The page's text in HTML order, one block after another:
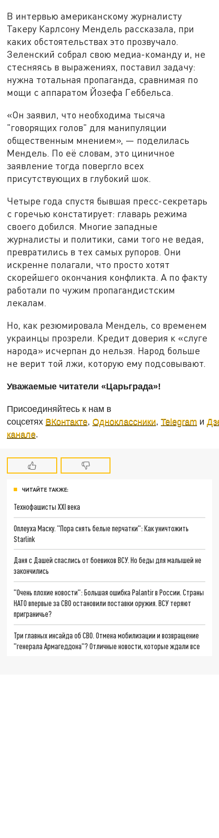
В интервью американскому журналисту
Такеру Карлсону Мендель рассказала, при
каких обстоятельствах это прозвучало.
Зеленский собрал свою медиа-команду и, не
стесняясь в выражениях, поставил задачу:
нужна тотальная пропаганда, сравнимая по
мощи с аппаратом Йозефа Геббельса.
«Он заявил, что необходима тысяча
"говорящих голов" для манипуляции
общественным мнением», — поделилась
Мендель. По её словам, это циничное
заявление тогда повергло всех
присутствующих в глубокий шок.
Четыре года спустя бывшая пресс-секретарь
с горечью констатирует: главарь режима
своего добился. Многие западные
журналисты и политики, сами того не ведая,
превратились в тех самых рупоров. Они
искренне полагали, что просто хотят
скорейшего окончания конфликта. А по факту
работали по чужим пропагандистским
лекалам.
Но, как резюмировала Мендель, со временем
украинцы прозрели. Кредит доверия к «слуге
народа» исчерпан до нельзя. Народ больше
не верит той лжи, которую ему подсовывают.
Уважаемые читатели «Царьграда»!
Присоединяйтесь к нам в
соцсетях ВКонтакте,Одноклассники,Telegram и
канале.
ЧИТАЙТЕ ТАКЖЕ:
Технофашисты XXI века
Оплеуха Маску. "Пора снять белые перчатки": Как уничтожить
Starlink
Даня с Дашей спаслись от боевиков ВСУ. Но беды для малышей не
закончились
"Очень плохие новости": Большая ошибка Palantir в России. Страны
НАТО впервые за СВО остановили поставки оружия. ВСУ теряют
приграничье?
Три главных инсайда об СВО. Отмена мобилизации и возвращение
"генерала Армагеддона"? Отличные новости, которые ждали все